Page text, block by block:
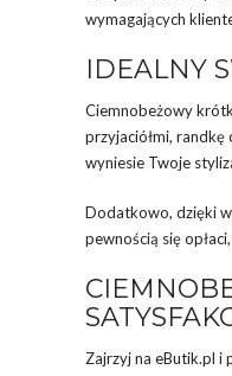
wymagających
IDEALNY
Ciemnobeżowy
przyjaciółmi,
wyniesie Twoje
Dodatkowo, dzięki
pewnością się
Zajrzyj na eButik.pl i